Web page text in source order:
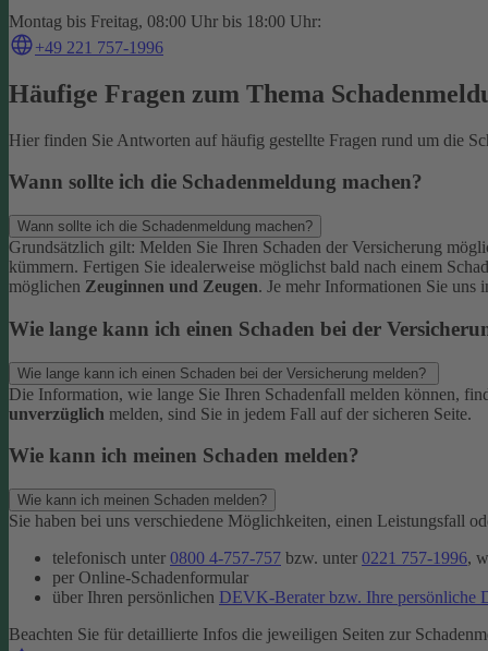
Montag bis Freitag, 08:00 Uhr bis 18:00 Uhr:
+49 221 757-1996
Häufige Fragen zum Thema
Hier finden Sie Antworten auf häufig gestellte Fragen rund um die
Wann sollte ich die Schadenmeldung machen?
Wann sollte ich die Schadenmeldung machen?
Grundsätzlich gilt: Melden Sie Ihren Schaden der Versicherung
kümmern. Fertigen Sie idealerweise möglichst bald nach einem
möglichen Zeuginnen und Zeugen. Je mehr Informationen Sie uns
Wie lange kann ich einen Schaden bei der
Wie lange kann ich einen Schaden bei der Versicherung melden?
Die Information, wie lange Sie Ihren Schadenfall melden können,
unverzüglich melden, sind Sie in jedem Fall auf der sicheren Seite.
Wie kann ich meinen Schaden melden?
Wie kann ich meinen Schaden melden?
Sie haben bei uns verschiedene Möglichkeiten, einen Leistungsfall
telefonisch unter 0800 4-757-757 bzw. unter 0221 757-1996,
per Online-Schadenformular
über Ihren persönlichen DEVK-Berater bzw. Ihre persönliche
Beachten Sie für detaillierte Infos die jeweiligen Seiten zur